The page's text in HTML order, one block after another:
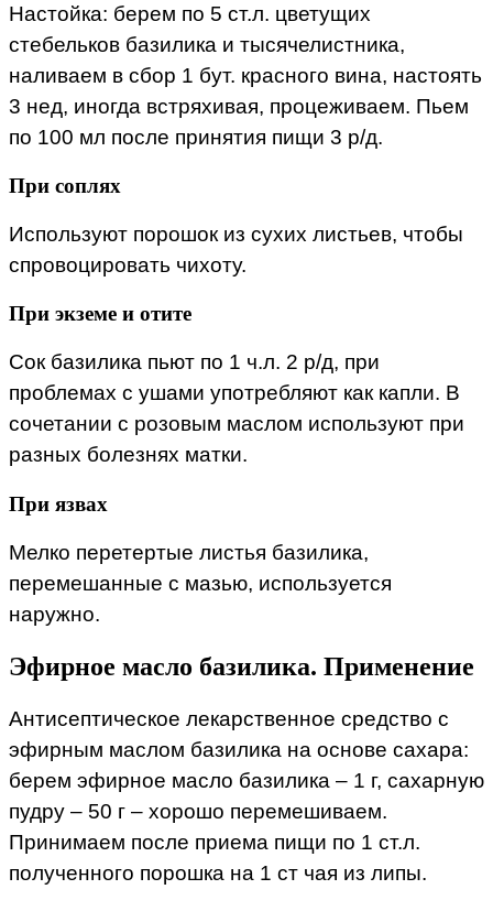
Настойка: берем по 5 ст.л. цветущих
стебельков базилика и тысячелистника,
наливаем в сбор 1 бут. красного вина, настоять
3 нед, иногда встряхивая, процеживаем. Пьем
по 100 мл после принятия пищи 3 р/д.
При соплях
Используют порошок из сухих листьев, чтобы
спровоцировать чихоту.
При экземе и отите
Сок базилика пьют по 1 ч.л. 2 р/д, при
проблемах с ушами употребляют как капли. В
сочетании с розовым маслом используют при
разных болезнях матки.
При язвах
Мелко перетертые листья базилика,
перемешанные с мазью, используется
наружно.
Эфирное масло базилика. Применение
Антисептическое лекарственное средство с
эфирным маслом базилика на основе сахара:
берем эфирное масло базилика – 1 г, сахарную
пудру – 50 г – хорошо перемешиваем.
Принимаем после приема пищи по 1 ст.л.
полученного порошка на 1 ст чая из липы.